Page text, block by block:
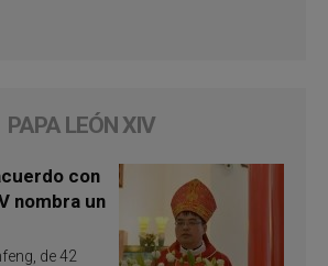
PAPA LEÓN XIV
con
nombra un
de 42